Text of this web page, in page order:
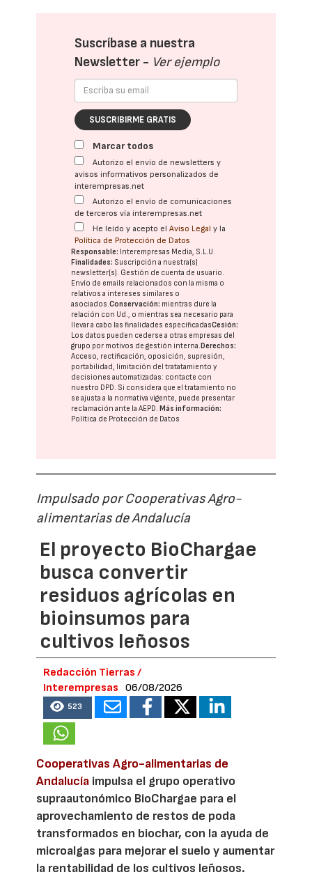
Suscríbase a nuestra
Newsletter - Ver ejemplo
SUSCRIBIRME GRATIS
Marcar todos
Autorizo el envío de newsletters y
avisos informativos personalizados de
interempresas.net
Autorizo el envío de comunicaciones
de terceros vía interempresas.net
He leído y acepto elAviso Legal y la
Política de Protección de Datos
Responsable: Interempresas Media, S.L.U.
Finalidades: Suscripción a nuestra(s)
newsletter(s). Gestión de cuenta de usuario.
Envío de emails relacionados con la misma o
relativos a intereses similares o
asociados.Conservación: mientras dure la
relación con Ud., o mientras sea necesario para
llevar a cabo las finalidades especificadasCesión:
Los datos pueden cederse a otras empresas del
grupo por motivos de gestión interna.Derechos:
Acceso, rectificación, oposición, supresión,
portabilidad, limitación del tratatamiento y
decisiones automatizadas: contacte con
nuestro DPD. Si considera que el tratamiento no
se ajusta a la normativa vigente, puede presentar
reclamación ante laAEPD.Más información:
Política de Protección de Datos
Impulsado por Cooperativas Agro-
alimentarias de Andalucía
El proyecto BioChargae
busca convertir
residuos agrícolas en
bioinsumos para
cultivos leñosos
Redacción Tierras /
Interempresas
06/08/2026
523
Cooperativas Agro-alimentarias de
Andalucía impulsa el grupo operativo
supraautonómico BioChargae para el
aprovechamiento de restos de poda
transformados en biochar, con la ayuda de
microalgas para mejorar el suelo y aumentar
la rentabilidad de los cultivos leñosos.